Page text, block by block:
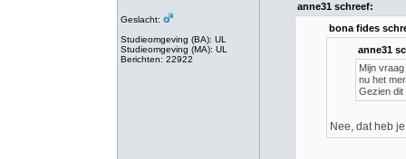
Geslacht:
Studieomgeving (BA): UL
Studieomgeving (MA): UL
Berichten: 22922
anne31 schreef:
bona fides
anne31
Mijn
nu het
Gezien dit
Nee, dat heb